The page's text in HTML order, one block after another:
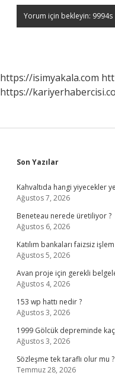
https://isimyakala.com
https://
Sidebar
Son Yazılar
Kahvaltıda hangi yiyecekler
Ağustos 7, 2026
Beneteau nerede üretiliyor ?
Ağustos 6, 2026
Katılım bankaları faizsiz
Ağustos 5, 2026
Avan proje için gerekli
Ağustos 4, 2026
153 wp hattı nedir ?
Ağustos 3, 2026
1999 Gölcük depreminde
Ağustos 3, 2026
Sözleşme tek taraflı olur mu ?
Temmuz 28, 2026